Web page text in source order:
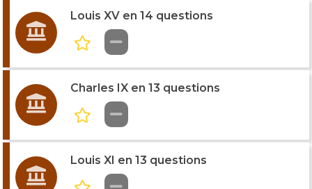
Louis XV en 14 questions
Charles IX en 13 questions
Louis XI en 13 questions